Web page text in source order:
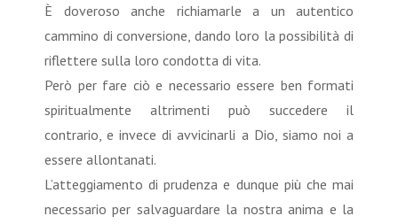
È doveroso anche richiamarle a un autentico
cammino di conversione, dando loro la possibilità di
riflettere sulla loro condotta di vita.
Però per fare ciò e necessario essere ben formati
spiritualmente altrimenti può succedere il
contrario, e invece di avvicinarli a Dio, siamo noi a
essere allontanati.
L’atteggiamento di prudenza e dunque più che mai
necessario per salvaguardare la nostra anima e la